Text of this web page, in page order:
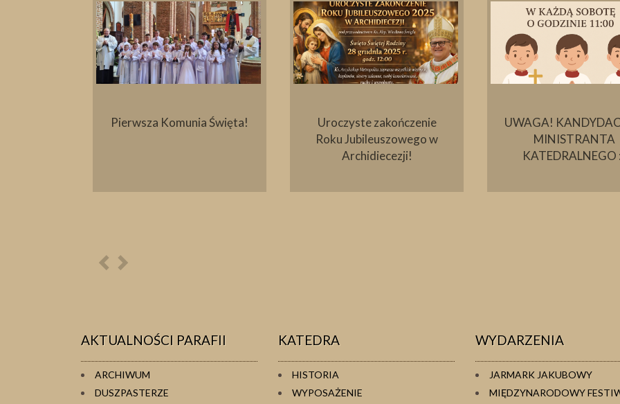
Poprzednia
Pierwsza Komunia Święta!
Uroczyste zakończenie
Roku Jubileuszowego w
Archidiecezji!
UWAGA!
MINISTRANTA
KATEDRALNEGO
AKTUALNOŚCI PARAFII
ARCHIWUM
DUSZPASTERZE
KATEDRA
HISTORIA
WYPOSAŻENIE
WYDARZENIA
JARMARK JAKUBOWY
MIĘDZYNARODOWY